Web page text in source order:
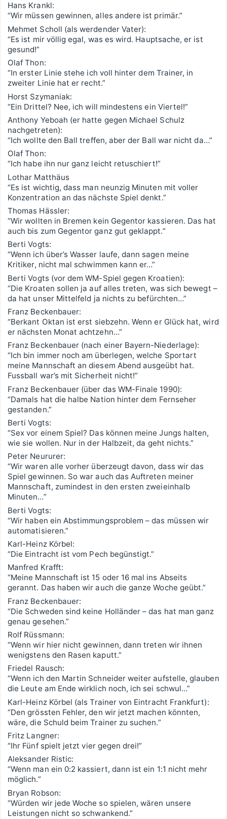
Hans Krankl:
“Wir müssen gewinnen, alles andere ist primär.”
Mehmet Scholl (als werdender Vater):
“Es ist mir völlig egal, was es wird. Hauptsache, er ist
gesund!”
Olaf Thon:
“In erster Linie stehe ich voll hinter dem Trainer, in
zweiter Linie hat er recht.”
Horst Szymaniak:
“Ein Drittel? Nee, ich will mindestens ein Viertel!”
Anthony Yeboah (er hatte gegen Michael Schulz
nachgetreten):
“Ich wollte den Ball treffen, aber der Ball war nicht da…”
Olaf Thon:
“Ich habe ihn nur ganz leicht retuschiert!”
Lothar Matthäus
“Es ist wichtig, dass man neunzig Minuten mit voller
Konzentration an das nächste Spiel denkt.”
Thomas Hässler:
“Wir wollten in Bremen kein Gegentor kassieren. Das hat
auch bis zum Gegentor ganz gut geklappt.”
Berti Vogts:
“Wenn ich über’s Wasser laufe, dann sagen meine
Kritiker, nicht mal schwimmen kann er…”
Berti Vogts (vor dem WM-Spiel gegen Kroatien):
“Die Kroaten sollen ja auf alles treten, was sich bewegt –
da hat unser Mittelfeld ja nichts zu befürchten…”
Franz Beckenbauer:
“Berkant Oktan ist erst siebzehn. Wenn er Glück hat, wird
er nächsten Monat achtzehn…”
Franz Beckenbauer (nach einer Bayern-Niederlage):
“Ich bin immer noch am überlegen, welche Sportart
meine Mannschaft an diesem Abend ausgeübt hat.
Fussball war’s mit Sicherheit nicht!”
Franz Beckenbauer (über das WM-Finale 1990):
“Damals hat die halbe Nation hinter dem Fernseher
gestanden.”
Berti Vogts:
“Sex vor einem Spiel? Das können meine Jungs halten,
wie sie wollen. Nur in der Halbzeit, da geht nichts.”
Peter Neururer:
“Wir waren alle vorher überzeugt davon, dass wir das
Spiel gewinnen. So war auch das Auftreten meiner
Mannschaft, zumindest in den ersten zweieinhalb
Minuten…”
Berti Vogts:
“Wir haben ein Abstimmungsproblem – das müssen wir
automatisieren.”
Karl-Heinz Körbel:
“Die Eintracht ist vom Pech begünstigt.”
Manfred Krafft:
“Meine Mannschaft ist 15 oder 16 mal ins Abseits
gerannt. Das haben wir auch die ganze Woche geübt.”
Franz Beckenbauer:
“Die Schweden sind keine Holländer – das hat man ganz
genau gesehen.”
Rolf Rüssmann:
“Wenn wir hier nicht gewinnen, dann treten wir ihnen
wenigstens den Rasen kaputt.”
Friedel Rausch:
“Wenn ich den Martin Schneider weiter aufstelle, glauben
die Leute am Ende wirklich noch, ich sei schwul…”
Karl-Heinz Körbel (als Trainer von Eintracht Frankfurt):
“Den grössten Fehler, den wir jetzt machen könnten,
wäre, die Schuld beim Trainer zu suchen.”
Fritz Langner:
“Ihr Fünf spielt jetzt vier gegen drei!”
Aleksander Ristic:
“Wenn man ein 0:2 kassiert, dann ist ein 1:1 nicht mehr
möglich.”
Bryan Robson:
“Würden wir jede Woche so spielen, wären unsere
Leistungen nicht so schwankend.”